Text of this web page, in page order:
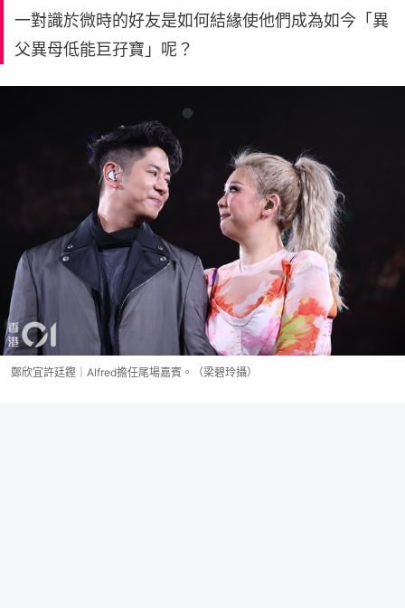
一對識於微時的好友是如何結緣使他們成為如今「異
父異母低能巨孖寶」呢？
鄭欣宜許廷鏗｜Alfred擔任尾場嘉賓。（梁碧玲攝）